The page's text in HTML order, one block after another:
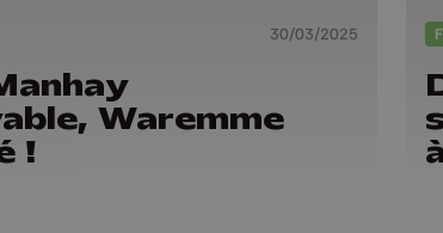
30/03/2025
Waremme
!